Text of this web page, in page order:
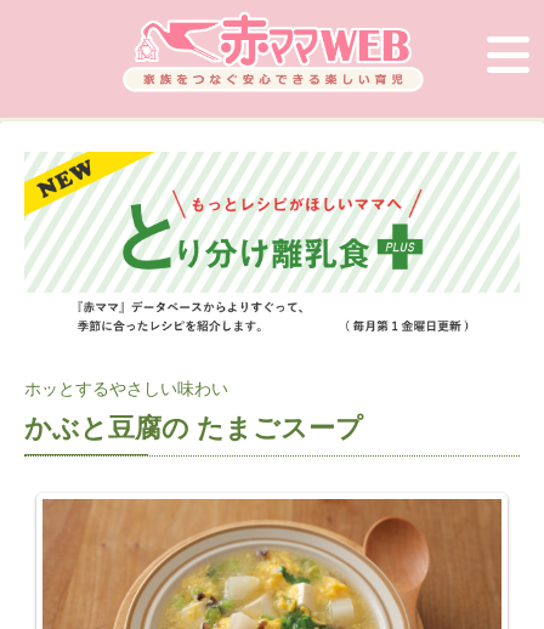
ホッとするやさしい味わい
かぶと豆腐の たまごスープ